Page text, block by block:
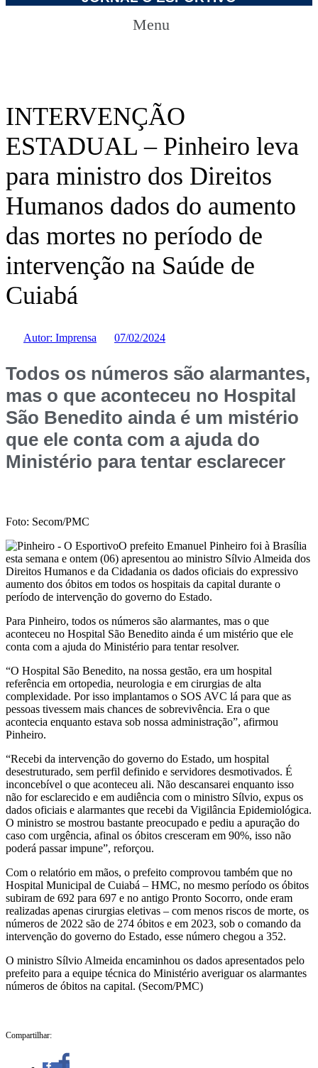
Menu
INTERVENÇÃO
ESTADUAL – Pinheiro leva
para ministro dos Direitos
Humanos dados do aumento
das mortes no período de
intervenção na Saúde de
Cuiabá
Autor: Imprensa 07/02/2024
Todos os números são alarmantes,
mas o que aconteceu no Hospital
São Benedito ainda é um mistério
que ele conta com a ajuda do
Ministério para tentar esclarecer
Foto: Secom/PMC
O prefeito Emanuel Pinheiro foi à Brasília
esta semana e ontem (06) apresentou ao ministro Sílvio Almeida dos
Direitos Humanos e da Cidadania os dados oficiais do expressivo
aumento dos óbitos em todos os hospitais da capital durante o
período de intervenção do governo do Estado.
Para Pinheiro, todos os números são alarmantes, mas o que
aconteceu no Hospital São Benedito ainda é um mistério que ele
conta com a ajuda do Ministério para tentar resolver.
“O Hospital São Benedito, na nossa gestão, era um hospital
referência em ortopedia, neurologia e em cirurgias de alta
complexidade. Por isso implantamos o SOS AVC lá para que as
pessoas tivessem mais chances de sobrevivência. Era o que
acontecia enquanto estava sob nossa administração”, afirmou
Pinheiro.
“Recebi da intervenção do governo do Estado, um hospital
desestruturado, sem perfil definido e servidores desmotivados. É
inconcebível o que aconteceu ali. Não descansarei enquanto isso
não for esclarecido e em audiência com o ministro Sílvio, expus os
dados oficiais e alarmantes que recebi da Vigilância Epidemiológica.
O ministro se mostrou bastante preocupado e pediu a apuração do
caso com urgência, afinal os óbitos cresceram em 90%, isso não
poderá passar impune”, reforçou.
Com o relatório em mãos, o prefeito comprovou também que no
Hospital Municipal de Cuiabá – HMC, no mesmo período os óbitos
subiram de 692 para 697 e no antigo Pronto Socorro, onde eram
realizadas apenas cirurgias eletivas – com menos riscos de morte, os
números de 2022 são de 274 óbitos e em 2023, sob o comando da
intervenção do governo do Estado, esse número chegou a 352.
O ministro Sílvio Almeida encaminhou os dados apresentados pelo
prefeito para a equipe técnica do Ministério averiguar os alarmantes
números de óbitos na capital. (Secom/PMC)
Compartilhar: